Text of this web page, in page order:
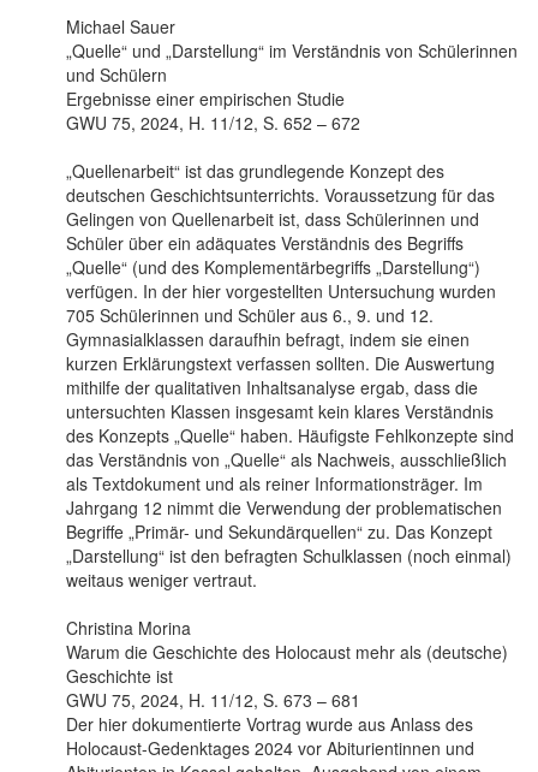
Michael Sauer
„Quelle“ und „Darstellung“ im Verständnis von Schülerinnen
und Schülern
Ergebnisse einer empirischen Studie
GWU 75, 2024, H. 11/12, S. 652 – 672
„Quellenarbeit“ ist das grundlegende Konzept des
deutschen Geschichtsunterrichts. Voraussetzung für das
Gelingen von Quellenarbeit ist, dass Schülerinnen und
Schüler über ein adäquates Verständnis des Begriffs
„Quelle“ (und des Komplementärbegriffs „Darstellung“)
verfügen. In der hier vorgestellten Untersuchung wurden
705 Schülerinnen und Schüler aus 6., 9. und 12.
Gymnasialklassen daraufhin befragt, indem sie einen
kurzen Erklärungstext verfassen sollten. Die Auswertung
mithilfe der qualitativen Inhaltsanalyse ergab, dass die
untersuchten Klassen insgesamt kein klares Verständnis
des Konzepts „Quelle“ haben. Häufigste Fehlkonzepte sind
das Verständnis von „Quelle“ als Nachweis, ausschließlich
als Textdokument und als reiner Informationsträger. Im
Jahrgang 12 nimmt die Verwendung der problematischen
Begriffe „Primär- und Sekundärquellen“ zu. Das Konzept
„Darstellung“ ist den befragten Schulklassen (noch einmal)
weitaus weniger vertraut.
Christina Morina
Warum die Geschichte des Holocaust mehr als (deutsche)
Geschichte ist
GWU 75, 2024, H. 11/12, S. 673 – 681
Der hier dokumentierte Vortrag wurde aus Anlass des
Holocaust-Gedenktages 2024 vor Abiturientinnen und